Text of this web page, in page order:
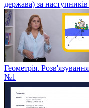
держава) за
Геометрія.
№1